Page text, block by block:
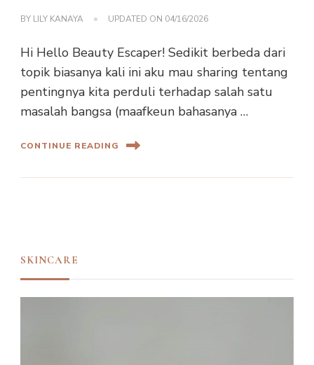
BY LILY KANAYA UPDATED ON 04/16/2026
Hi Hello Beauty Escaper! Sedikit berbeda dari
topik biasanya kali ini aku mau sharing tentang
pentingnya kita perduli terhadap salah satu
masalah bangsa (maafkeun bahasanya …
CONTINUE READING
SKINCARE